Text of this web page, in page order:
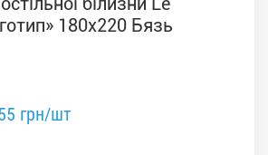
180x220 Бязь
грн/шт